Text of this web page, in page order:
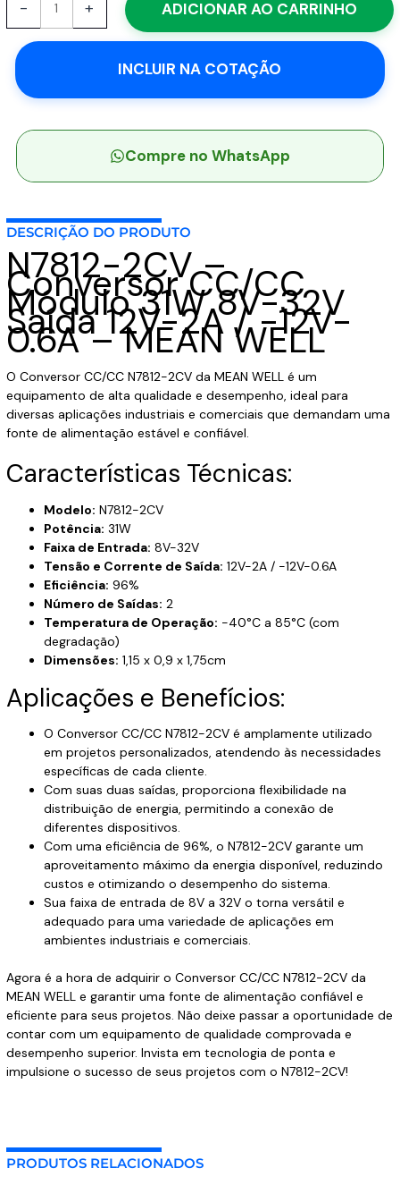
-
Conversor
CC/CC
Módulo
8V-
Saída
/
-12V-
0.6A
-
MEAN
WELL
quantidade
+ ADICIONAR AO CARRINHO
INCLUIR NA COTAÇÃO
Compre no WhatsApp
DESCRIÇÃO DO PRODUTO
N7812-2CV –
Conversor CC/CC
Módulo 31W 8V-32V
Saída 12V-2A / -12V-
0.6A – MEAN WELL
O Conversor CC/CC N7812-2CV da MEAN WELL é um
equipamento de alta qualidade e desempenho, ideal para
diversas aplicações industriais e comerciais que demandam uma
fonte de alimentação estável e confiável.
Características Técnicas:
Modelo: N7812-2CV
Potência: 31W
Faixa de Entrada: 8V-32V
Tensão e Corrente de Saída: 12V-2A / -12V-0.6A
Eficiência: 96%
Número de Saídas: 2
Temperatura de Operação: -40°C a 85°C (com
degradação)
Dimensões: 1,15 x 0,9 x 1,75cm
Aplicações e Benefícios:
O Conversor CC/CC N7812-2CV é amplamente utilizado
em projetos personalizados, atendendo às necessidades
específicas de cada cliente.
Com suas duas saídas, proporciona flexibilidade na
distribuição de energia, permitindo a conexão de
diferentes dispositivos.
Com uma eficiência de 96%, o N7812-2CV garante um
aproveitamento máximo da energia disponível, reduzindo
custos e otimizando o desempenho do sistema.
Sua faixa de entrada de 8V a 32V o torna versátil e
adequado para uma variedade de aplicações em
ambientes industriais e comerciais.
Agora é a hora de adquirir o Conversor CC/CC N7812-2CV da
MEAN WELL e garantir uma fonte de alimentação confiável e
eficiente para seus projetos. Não deixe passar a oportunidade de
contar com um equipamento de qualidade comprovada e
desempenho superior. Invista em tecnologia de ponta e
impulsione o sucesso de seus projetos com o N7812-2CV!
PRODUTOS RELACIONADOS